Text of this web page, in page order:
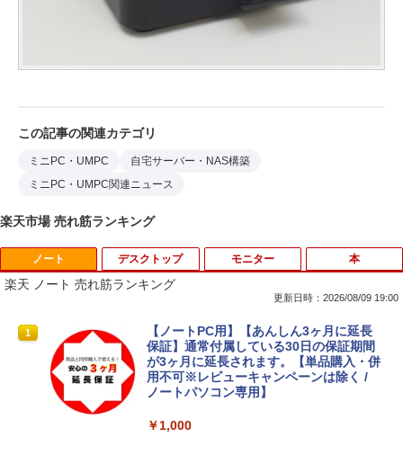
この記事の関連カテゴリ
ミニPC・UMPC
自宅サーバー・NAS構築
ミニPC・UMPC関連ニュース
楽天市場 売れ筋ランキング
ノート
楽天 ノート 売れ筋ランキング
更新日時：2026/08/09 19:00
1
【ノートPC用】【あんしん3ヶ月に延長
保証】通常付属している30日の保証期間
が3ヶ月に延長されます。【単品購入・併
用不可※レビューキャンペーンは除く /
ノートパソコン専用】
￥1,000
デスクトップ モニター 本